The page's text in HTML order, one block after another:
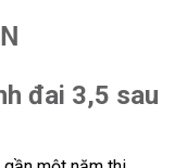
đai 3,5 sau